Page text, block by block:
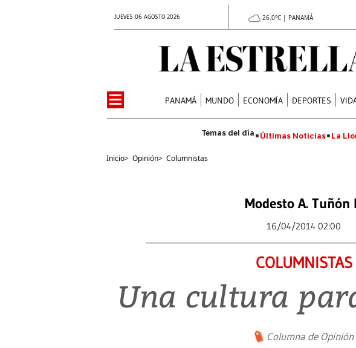
JUEVES 06 AGOSTO 2026 26.0°C | PANAMÁ
PANAMÁ MUNDO ECONOMÍA DEPORTES
Últimas Noticias La
Inicio> Opinión> Columnistas
Modesto A. Tuñón
16/04/2014 02:00
COLUMNISTAS
Una cultura
Columna de Opinión